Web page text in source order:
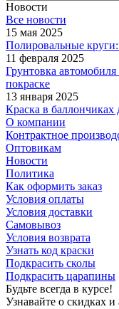
Новости
Все новости
15 мая 2025
Полировальные
11 февраля 2025
Грунтовка
покраске
13 января 2025
Краска в баллончиках
О компании
Контрактное
Оптовикам
Новости
Политика
Как оформить заказ
Условия оплаты
Условия доставки
Самовывоз
Условия возврата
Узнать код краски
Подкрасить сколы
Подкрасить царапины
Будьте всегда в курсе!
Узнавайте о скидках